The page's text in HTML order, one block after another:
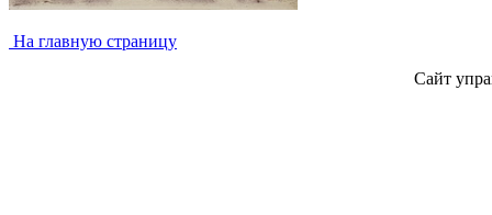
На главную страницу
Сайт